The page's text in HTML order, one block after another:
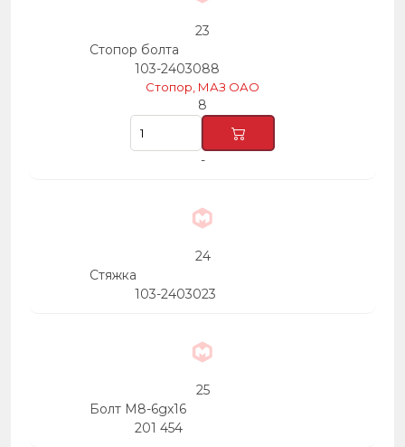
23
Стопор болта
103-2403088
Стопор, МАЗ ОАО
8
-
24
Стяжка
103-2403023
25
Болт М8-6gx16
201 454